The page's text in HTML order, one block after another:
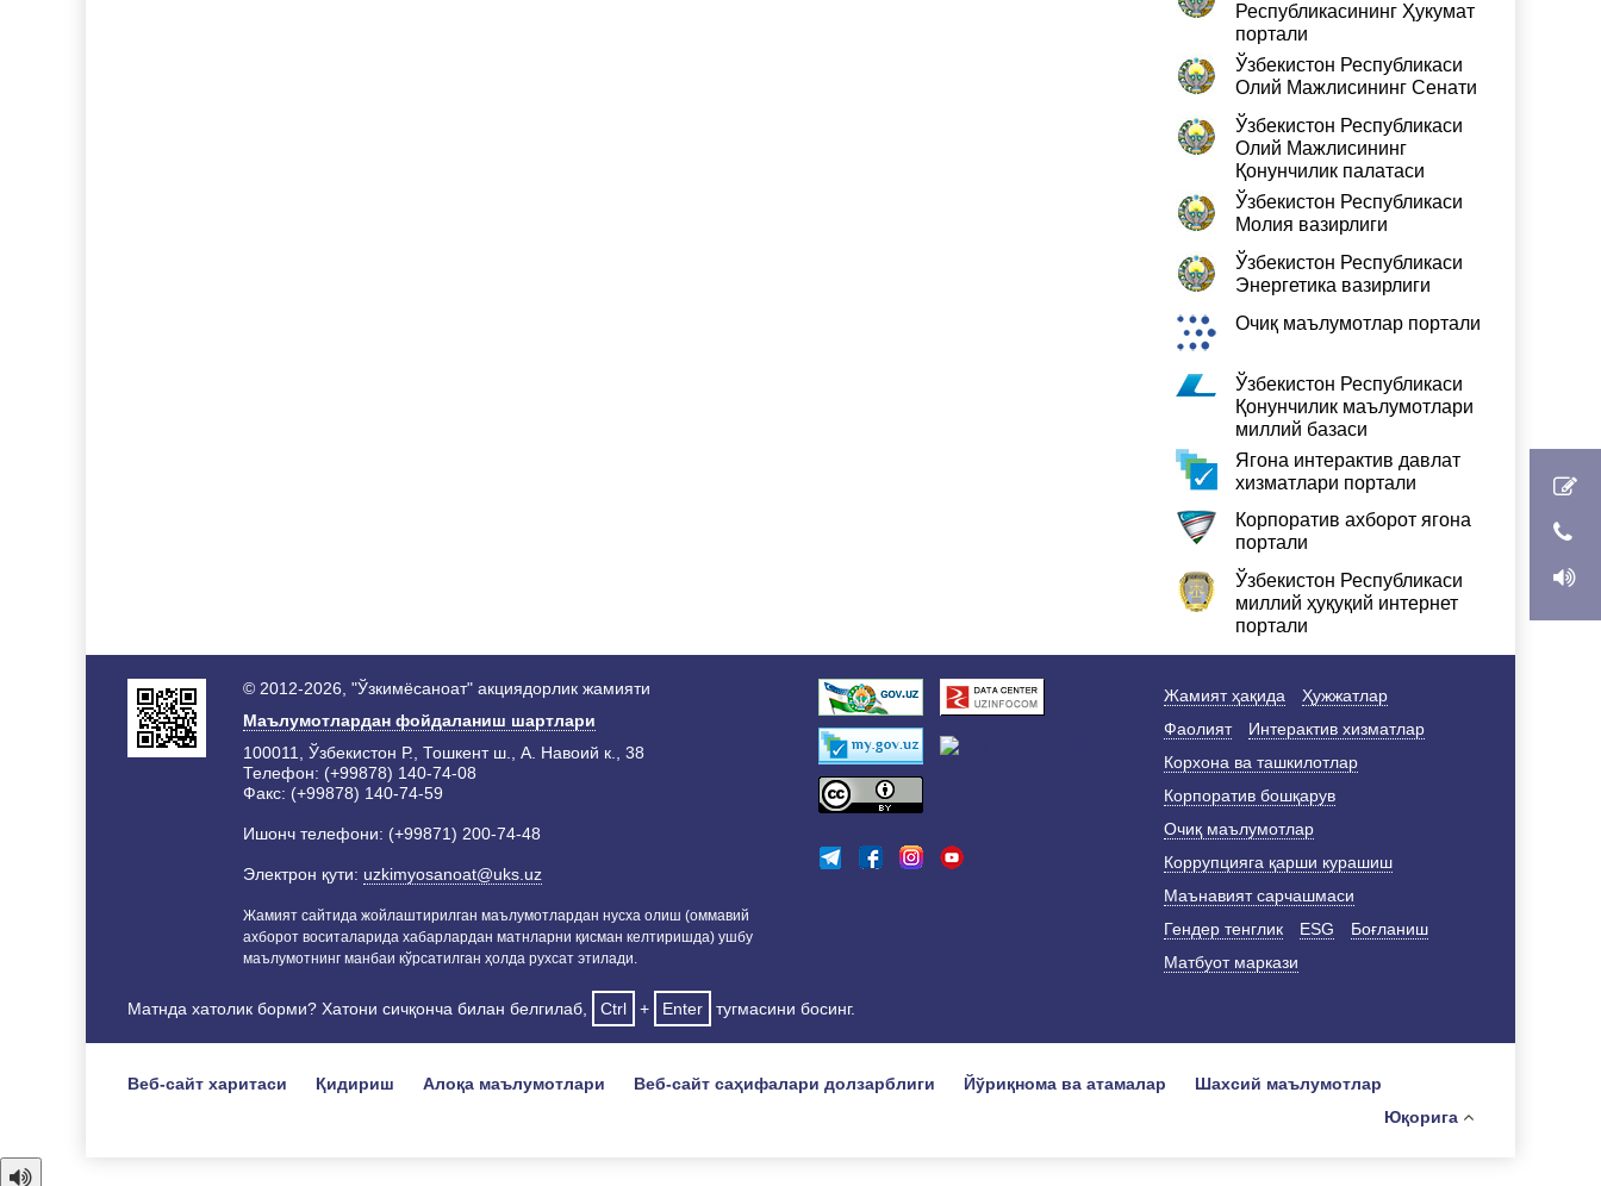
Республикасининг Ҳукумат
портали
Ўзбекистон Республикаси
Олий Мажлисининг Сенати
Ўзбекистон Республикаси
Олий Мажлисининг
Қонунчилик палатаси
Ўзбекистон Республикаси
Молия вазирлиги
Ўзбекистон Республикаси
Энергетика вазирлиги
Очиқ маълумотлар портали
Ўзбекистон Республикаси
Қонунчилик маълумотлари
миллий базаси
Ягона интерактив давлат
хизматлари портали
Корпоратив ахборот ягона
портали
Ўзбекистон Республикаси
миллий ҳуқуқий интернет
портали
© 2012-2026, "Ўзкимёсаноат" акциядорлик жамияти
Маълумотлардан фойдаланиш шартлари
100011, Ўзбекистон Р., Тошкент ш., А. Навоий к., 38
Телефон: (+99878) 140-74-08
Факс: (+99878) 140-74-59
Ишонч телефони: (+99871) 200-74-48
Электрон қути: uzkimyosanoat@uks.uz
Жамият сайтида жойлаштирилган маълумотлардан нусха олиш (оммавий
ахборот воситаларида хабарлардан матнларни қисман келтиришда) ушбу
маълумотнинг манбаи кўрсатилган ҳолда рухсат этилади.
Жамият ҳақида
Ҳужжатлар
Фаолият
Интерактив хизматлар
Корхона ва ташкилотлар
Корпоратив бошқарув
Очиқ маълумотлар
Коррупцияга қарши курашиш
Маънавият сарчашмаси
Гендер тенглик
ESG
Боғланиш
Матбуот маркази
Матнда хатолик борми? Хатони сичқонча билан белгилаб, Ctrl + Enter тугмасини босинг.
Веб-сайт харитаси Қидириш Алоқа маълумотлари Веб-сайт саҳифалари долзарблиги Йўриқнома ва атамалар
Шахсий маълумотлар
Юқорига